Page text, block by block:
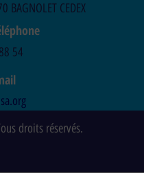
CEDEX
54
droits réservés.